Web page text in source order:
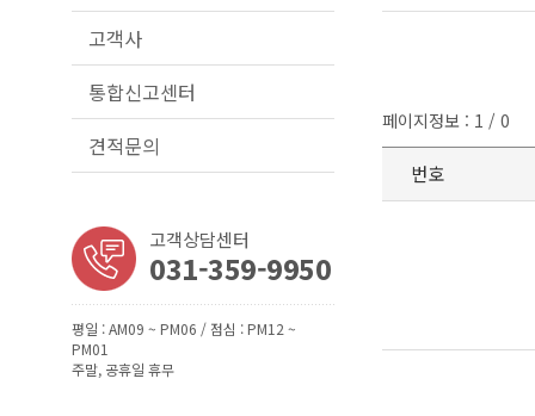
고객사
통합신고센터
견적문의
고객상담센터
031-359-9950
평일 : AM09 ~ PM06 / 점심 : PM12 ~
PM01
주말, 공휴일 휴무
페이지정보 : 1 / 0
번호